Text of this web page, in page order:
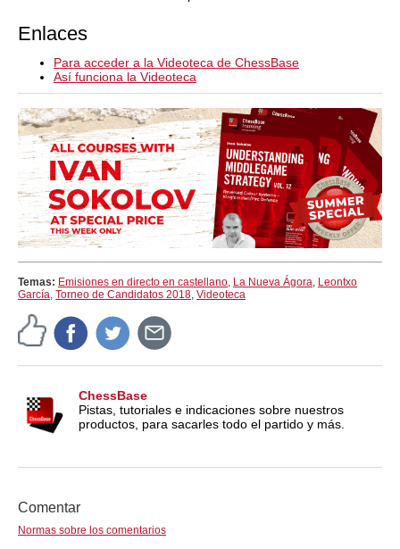
Enlaces
Para acceder a la Videoteca de ChessBase
Así funciona la Videoteca
Temas: Emisiones en directo en castellano, La Nueva Ágora, Leontxo
García, Torneo de Candidatos 2018, Videoteca
ChessBase
Pistas, tutoriales e indicaciones sobre nuestros
productos, para sacarles todo el partido y más.
Comentar
Normas sobre los comentarios